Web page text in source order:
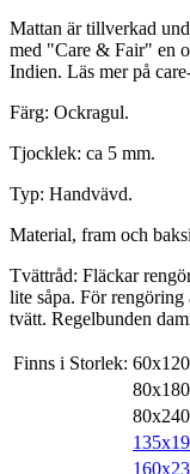
Mattan är tillverkad
med "Care & Fair" en
Indien. Läs mer på
Färg: Ockragul.
Tjocklek: ca 5 mm.
Typ: Handvävd.
Material, fram och
Tvättråd: Fläckar
lite såpa. För rengöring
tvätt. Regelbunden
Finns i Storlek: